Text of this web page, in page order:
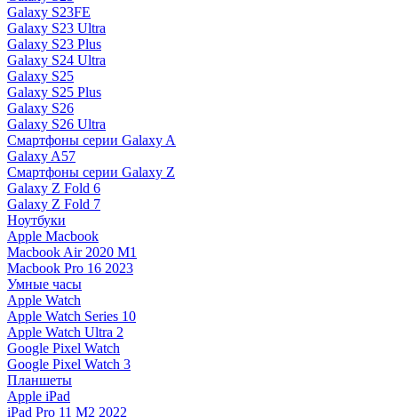
Galaxy S23FE
Galaxy S23 Ultra
Galaxy S23 Plus
Galaxy S24 Ultra
Galaxy S25
Galaxy S25 Plus
Galaxy S26
Galaxy S26 Ultra
Смартфоны серии Galaxy A
Galaxy A57
Смартфоны серии Galaxy Z
Galaxy Z Fold 6
Galaxy Z Fold 7
Ноутбуки
Apple Macbook
Macbook Air 2020 M1
Macbook Pro 16 2023
Умные часы
Apple Watch
Apple Watch Series 10
Apple Watch Ultra 2
Google Pixel Watch
Google Pixel Watch 3
Планшеты
Apple iPad
iPad Pro 11 M2 2022